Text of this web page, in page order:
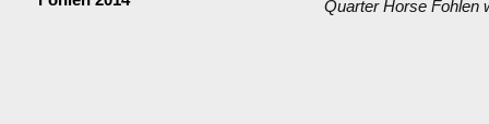
Quarter Horse Fohlen